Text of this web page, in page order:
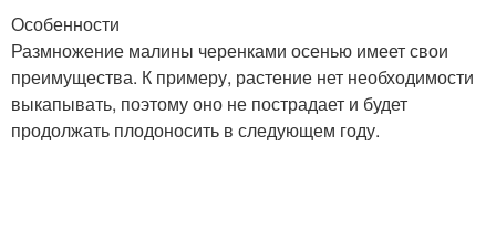
Особенности
Размножение малины черенками осенью имеет свои
преимущества. К примеру, растение нет необходимости
выкапывать, поэтому оно не пострадает и будет
продолжать плодоносить в следующем году.